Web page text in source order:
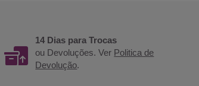
14 Dias para Trocas
ou Devoluções. Ver Politica de
Devolução.